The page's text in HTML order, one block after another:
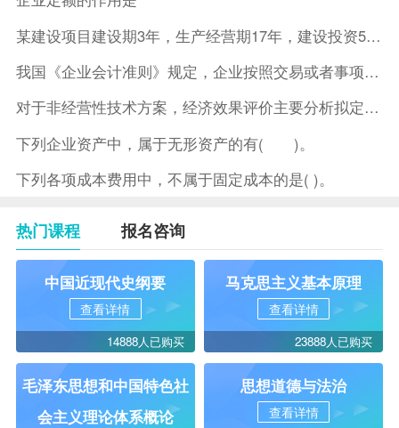
某建设项目建设期3年，生产经营期17年，建设投资5500万元
我国《企业会计准则》规定，企业按照交易或者事项的经济特征确定
对于非经营性技术方案，经济效果评价主要分析拟定方案的( )。
下列企业资产中，属于无形资产的有( )。
下列各项成本费用中，不属于固定成本的是( )。
热门课程 报名咨询
中国近现代史纲要
查看详情
14888人已购买
马克思主义基本原理
查看详情
23888人已购买
毛泽东思想和中国特色社
会主义理论体系概论
思想道德与法治
查看详情